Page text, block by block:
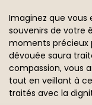
Imaginez que vous
souvenirs de votre
moments précieux
dévouée saura
compassion, vous
tout en veillant à
traités avec la